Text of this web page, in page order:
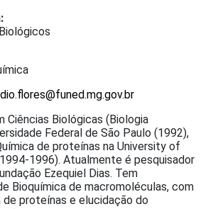
Ciências Biológicas (Biologia
Federal de São Paulo (1992),
de proteínas na University of
1996). Atualmente é pesquisador
Ezequiel Dias. Tem
Bioquímica de macromoléculas, com
proteínas e elucidação do